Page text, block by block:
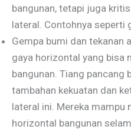
bangunan, tetapi juga
lateral. Contohnya seperti
Gempa bumi dan tekanan
gaya horizontal yang bisa
bangunan. Tiang pancang
tambahan kekuatan dan
lateral ini. Mereka mampu
horizontal bangunan